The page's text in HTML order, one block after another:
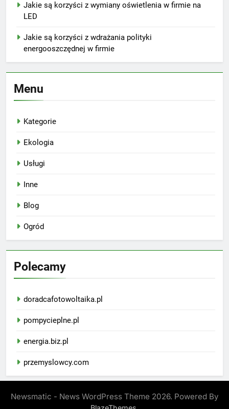
Jakie są korzyści z wymiany oświetlenia w firmie na
LED
Jakie są korzyści z wdrażania polityki
energooszczędnej w firmie
Menu
Kategorie
Ekologia
Usługi
Inne
Blog
Ogród
Polecamy
doradcafotowoltaika.pl
pompycieplne.pl
energia.biz.pl
przemyslowcy.com
Newsmatic - News WordPress Theme 2026. Powered By